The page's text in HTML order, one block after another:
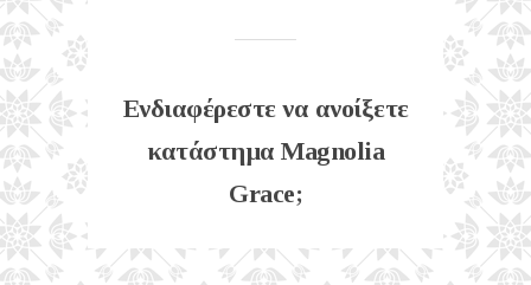
Ενδιαφέρεστε να ανοίξετε
κατάστημα Magnolia
Grace;